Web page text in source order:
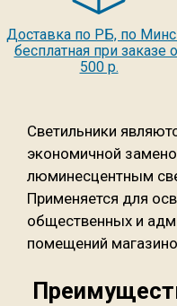
Доставка по РБ, по
бесплатная при заказе
500 р.
Светильники
экономичной
люминесцентным
Применяется для
общественных и
помещений